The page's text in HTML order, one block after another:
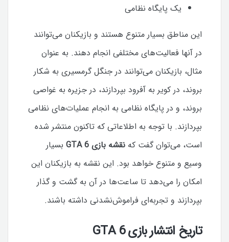
یک پایگاه نظامی
این مناطق بسیار متنوع هستند و بازیکنان می‌توانند
در آنها فعالیت‌های مختلفی انجام دهند. به عنوان
مثال، بازیکنان می‌توانند در جنگل گرمسیری به شکار
بروند، در کویر به آفرود بپردازند، در جزیره به غواصی
بروند، و در پایگاه نظامی به انجام عملیات‌های نظامی
بپردازند. با توجه به اطلاعاتی که تاکنون منتشر شده
است، می‌توان گفت کهنقشه بازی GTA 6
بسیار
وسیع و متنوع خواهد بود. این نقشه به بازیکنان این
امکان را می‌دهد تا ساعت‌ها در آن به گشت و گذار
بپردازند و تجربه‌ای فراموش‌نشدنی داشته باشند.
تاریخ انتشار بازی GTA 6